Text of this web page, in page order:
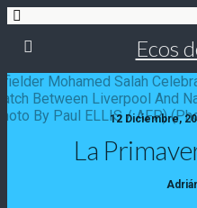
Ecos
12 Diciembre,
La